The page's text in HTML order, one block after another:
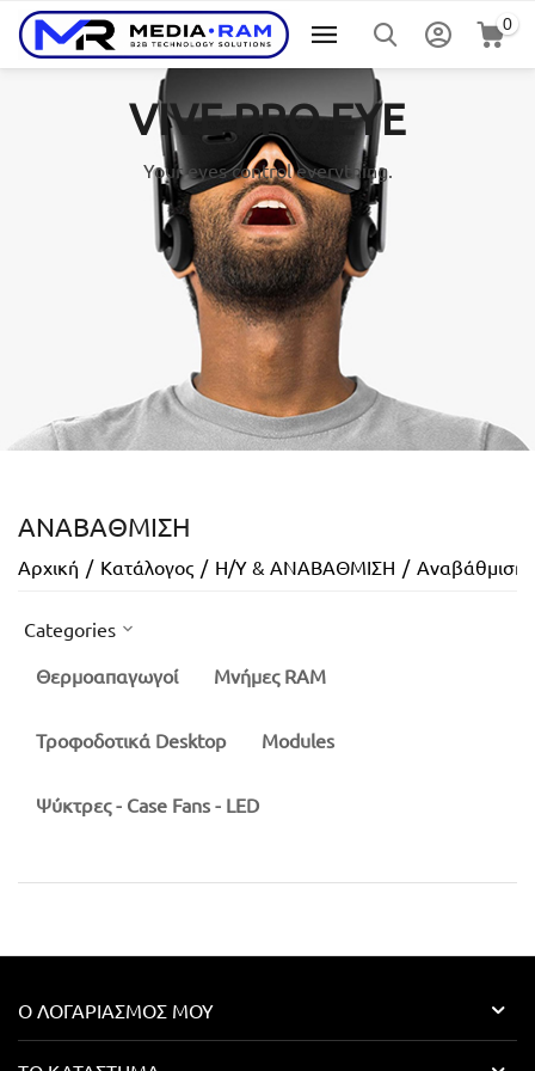
0
VIVE PRO EYE
Your eyes control everything.
ΑΝΑΒΆΘΜΙΣΗ
Αρχική / Κατάλογος / Η/Υ & ΑΝΑΒΑΘΜΙΣΗ / Αναβάθμιση
Categories
Θερμοαπαγωγοί
Μνήμες RAM
Τροφοδοτικά Desktop Modules
Ψύκτρες - Case Fans - LED
Ο ΛΟΓΑΡΙΑΣΜΌΣ ΜΟΥ